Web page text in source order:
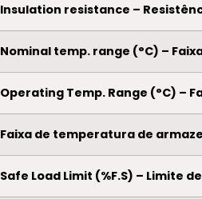
Insulation resistance –
Nominal temp. range (°C) –
Operating Temp. Range (°C) –
Faixa de temperatura de
Safe Load Limit (%F.S) – Limite